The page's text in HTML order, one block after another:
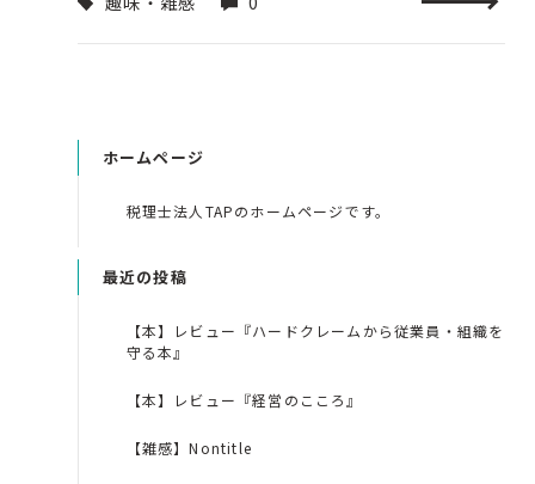
ホームページ
税理士法人TAPのホームページです。
最近の投稿
【本】レビュー『ハードクレームから従業員・組織を
守る本』
【本】レビュー『経営のこころ』
【雑感】Nontitle